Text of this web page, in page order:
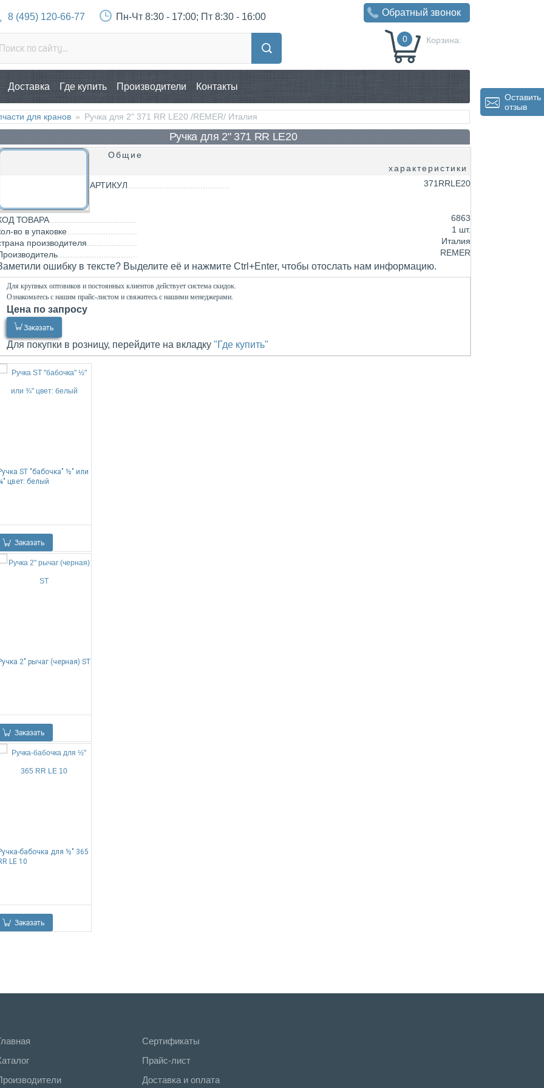
Корзина:
0
8 (495) 120-66-77 Пн-Чт 8:30 - 17:00; Пт 8:30 - 16:00 Обратный звонок
Доставка Где купить Производители Контакты
для кранов » Ручка для 2" 371 RR LE20 /REMER/ Италия
Ручка для 2" 371 RR LE20
Общие
характеристики
АРТИКУЛ
371RRLE20
ТОВАРА
6863
во в упаковке
1 шт.
производителя
Италия
REMER
ошибку в тексте? Выделите её и нажмите Ctrl+Enter, чтобы отослать нам информацию.
Для крупных оптовиков и постоянных клиентов действует система скидок.
Ознакомьтесь с нашим прайс-листом и свяжитесь с нашими менеджерами.
Цена по запросу
Заказать
Для покупки в розницу, перейдите на вкладку "Где купить"
ST "бабочка" ½" или
цвет: белый
Заказать
2" рычаг (черная) ST
Заказать
бабочка для ½" 365
LE 10
Заказать
Сертификаты
Прайс-лист
Доставка и оплата
Оставить
отзыв